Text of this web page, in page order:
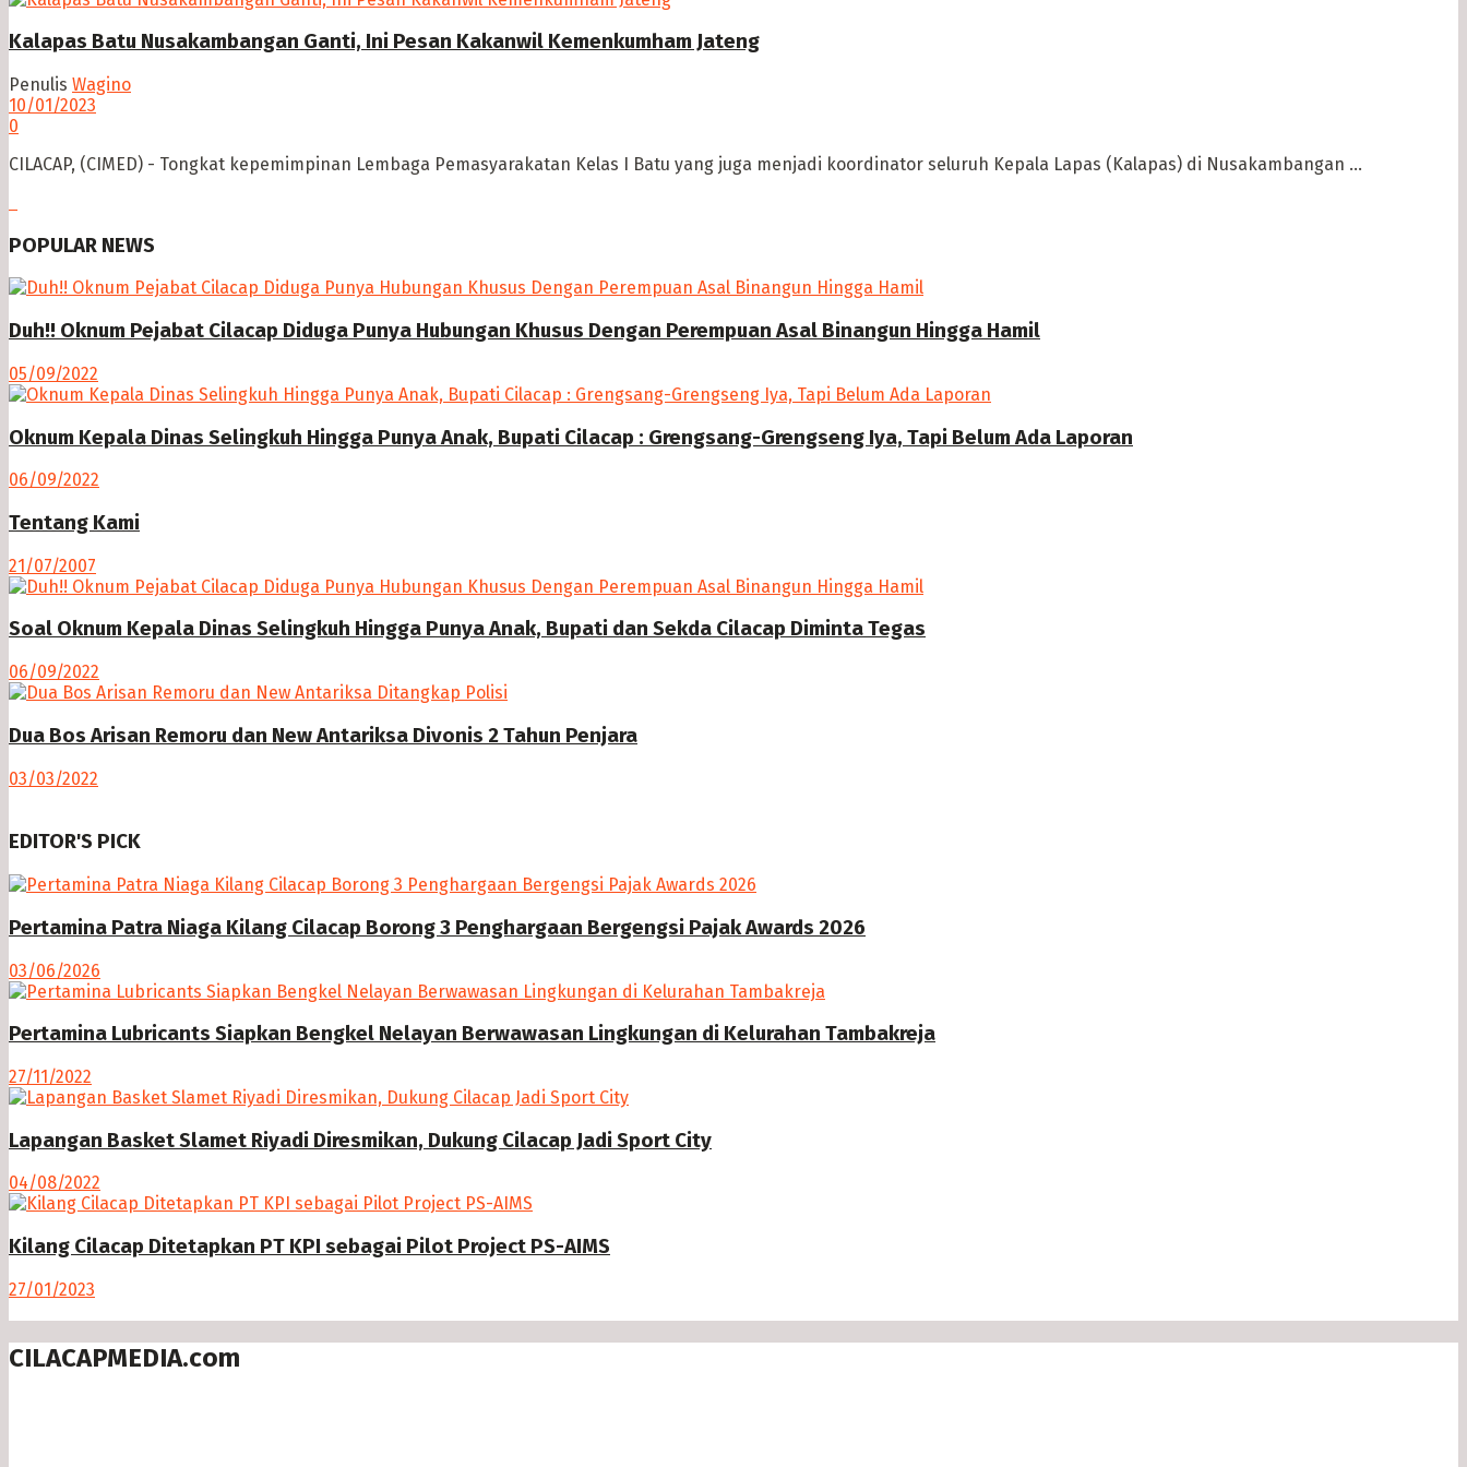
Kalapas Batu Nusakambangan Ganti, Ini Pesan Kakanwil Kemenkumham Jateng
Penulis Wagino
10/01/2023
0
CILACAP, (CIMED) - Tongkat kepemimpinan Lembaga Pemasyarakatan Kelas I Batu yang juga menjadi koordinator seluruh Kepala Lapas (Kalapas) di Nusakambangan ...
POPULAR NEWS
Duh!! Oknum Pejabat Cilacap Diduga Punya Hubungan Khusus Dengan Perempuan Asal Binangun Hingga Hamil
05/09/2022
Oknum Kepala Dinas Selingkuh Hingga Punya Anak, Bupati Cilacap : Grengsang-Grengseng Iya, Tapi Belum Ada Laporan
06/09/2022
Tentang Kami
21/07/2007
Soal Oknum Kepala Dinas Selingkuh Hingga Punya Anak, Bupati dan Sekda Cilacap Diminta Tegas
06/09/2022
Dua Bos Arisan Remoru dan New Antariksa Divonis 2 Tahun Penjara
03/03/2022
EDITOR'S PICK
Pertamina Patra Niaga Kilang Cilacap Borong 3 Penghargaan Bergengsi Pajak Awards 2026
03/06/2026
Pertamina Lubricants Siapkan Bengkel Nelayan Berwawasan Lingkungan di Kelurahan Tambakreja
27/11/2022
Lapangan Basket Slamet Riyadi Diresmikan, Dukung Cilacap Jadi Sport City
04/08/2022
Kilang Cilacap Ditetapkan PT KPI sebagai Pilot Project PS-AIMS
27/01/2023
CILACAPMEDIA.com